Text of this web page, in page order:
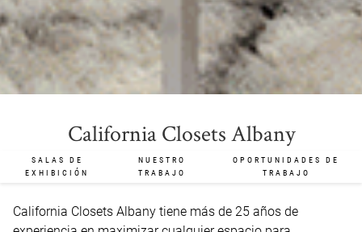
California Closets Albany
SALAS DE
EXHIBICIÓN
NUESTRO
TRABAJO
OPORTUNIDADES DE
TRABAJO
California Closets Albany tiene más de 25 años de